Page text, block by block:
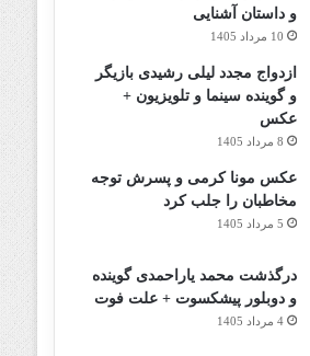
و داستان آشنایی
10 مرداد 1405
ازدواج مجدد لیلی رشیدی بازیگر
و گوینده سینما و تلویزیون +
عکس
8 مرداد 1405
عکس مونا کرمی و پسرش توجه
مخاطبان را جلب کرد
5 مرداد 1405
درگذشت محمد یاراحمدی گوینده
و دوبلور پیشکسوت + علت فوت
4 مرداد 1405